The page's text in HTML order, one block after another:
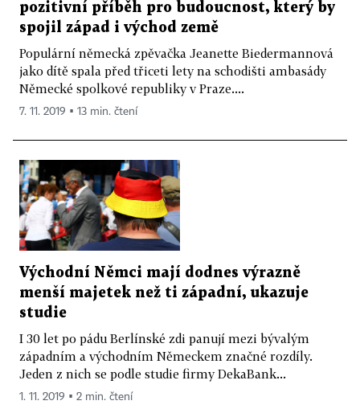
pozitivní příběh pro budoucnost, který by
spojil západ i východ země
Populární německá zpěvačka Jeanette Biedermannová
jako dítě spala před třiceti lety na schodišti ambasády
Německé spolkové republiky v Praze....
7. 11. 2019 ▪ 13 min. čtení
Východní Němci mají dodnes výrazně
menší majetek než ti západní, ukazuje
studie
I 30 let po pádu Berlínské zdi panují mezi bývalým
západním a východním Německem značné rozdíly.
Jeden z nich se podle studie firmy DekaBank...
1. 11. 2019 ▪ 2 min. čtení